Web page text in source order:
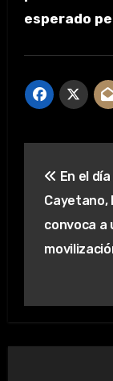
esperado
de
En el
Cayetano,
convoca a